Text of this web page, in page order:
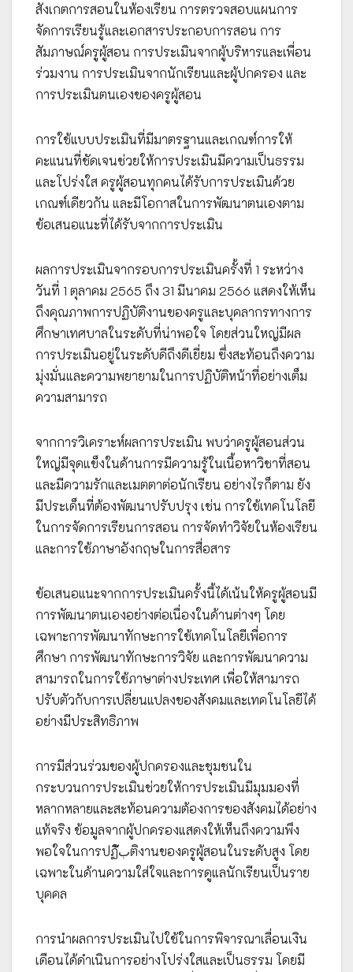
สังเกตการสอนในห้องเรียน การตรวจสอบแผนการ
จัดการเรียนรู้และเอกสารประกอบการสอน การ
สัมภาษณ์ครูผู้สอน การประเมินจากผู้บริหารและเพื่อน
ร่วมงาน การประเมินจากนักเรียนและผู้ปกครอง และ
การประเมินตนเองของครูผู้สอน
การใช้แบบประเมินที่มีมาตรฐานและเกณฑ์การให้
คะแนนที่ชัดเจนช่วยให้การประเมินมีความเป็นธรรม
และโปร่งใส ครูผู้สอนทุกคนได้รับการประเมินด้วย
เกณฑ์เดียวกัน และมีโอกาสในการพัฒนาตนเองตาม
ข้อเสนอแนะที่ได้รับจากการประเมิน
ผลการประเมินจากรอบการประเมินครั้งที่ 1 ระหว่าง
วันที่ 1 ตุลาคม 2565 ถึง 31 มีนาคม 2566 แสดงให้เห็น
ถึงคุณภาพการปฏิบัติงานของครูและบุคลากรทางการ
ศึกษาเทศบาลในระดับที่น่าพอใจ โดยส่วนใหญ่มีผล
การประเมินอยู่ในระดับดีถึงดีเยี่ยม ซึ่งสะท้อนถึงความ
มุ่งมั่นและความพยายามในการปฏิบัติหน้าที่อย่างเต็ม
ความสามารถ
จากการวิเคราะห์ผลการประเมิน พบว่าครูผู้สอนส่วน
ใหญ่มีจุดแข็งในด้านการมีความรู้ในเนื้อหาวิชาที่สอน
และมีความรักและเมตตาต่อนักเรียน อย่างไรก็ตาม ยัง
มีประเด็นที่ต้องพัฒนาปรับปรุง เช่น การใช้เทคโนโลยี
ในการจัดการเรียนการสอน การจัดทำวิจัยในห้องเรียน
และการใช้ภาษาอังกฤษในการสื่อสาร
ข้อเสนอแนะจากการประเมินครั้งนี้ได้เน้นให้ครูผู้สอนมี
การพัฒนาตนเองอย่างต่อเนื่องในด้านต่างๆ โดย
เฉพาะการพัฒนาทักษะการใช้เทคโนโลยีเพื่อการ
ศึกษา การพัฒนาทักษะการวิจัย และการพัฒนาความ
สามารถในการใช้ภาษาต่างประเทศ เพื่อให้สามารถ
ปรับตัวกับการเปลี่ยนแปลงของสังคมและเทคโนโลยีได้
อย่างมีประสิทธิภาพ
การมีส่วนร่วมของผู้ปกครองและชุมชนใน
กระบวนการประเมินช่วยให้การประเมินมีมุมมองที่
หลากหลายและสะท้อนความต้องการของสังคมได้อย่าง
แท้จริง ข้อมูลจากผู้ปกครองแสดงให้เห็นถึงความพึง
พอใจในการปฏิبัติงานของครูผู้สอนในระดับสูง โดย
เฉพาะในด้านความใส่ใจและการดูแลนักเรียนเป็นราย
บุคคล
การนำผลการประเมินไปใช้ในการพิจารณาเลื่อนเงิน
เดือนได้ดำเนินการอย่างโปร่งใสและเป็นธรรม โดยมี